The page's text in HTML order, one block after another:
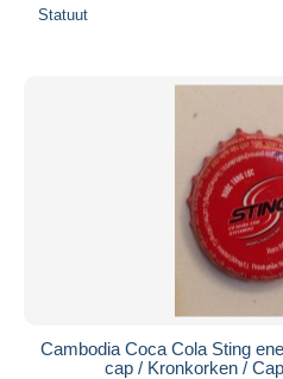
Statuut
Cambodia Coca Cola Sting
cap / Kronkorken /